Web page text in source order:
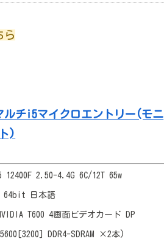
ら
ルチi5マイクロエントリー(モニ
)
2.50-4.4G 6C/12T 65w
64bit 日本語
T600 4画面ビデオカード DP
DDR4-SDRAM ×2本)